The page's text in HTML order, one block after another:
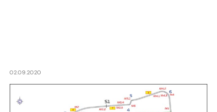
02.09.2020